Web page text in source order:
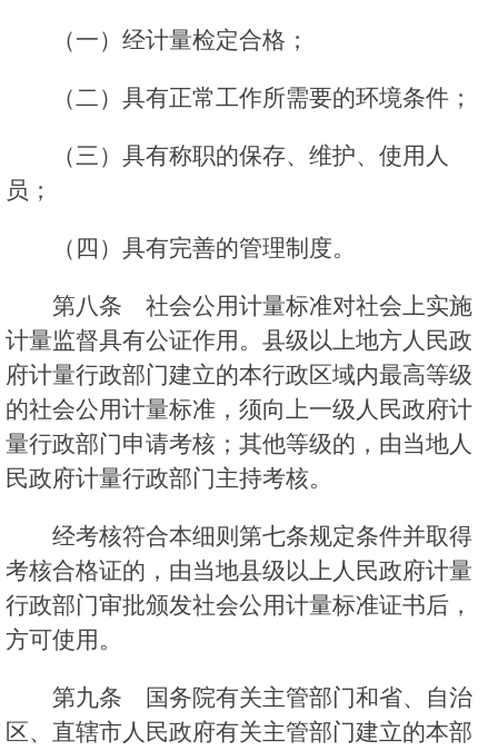
（一）经计量检定合格；
（二）具有正常工作所需要的环境条件；
（三）具有称职的保存、维护、使用人
员；
（四）具有完善的管理制度。
第八条 社会公用计量标准对社会上实施
计量监督具有公证作用。县级以上地方人民政
府计量行政部门建立的本行政区域内最高等级
的社会公用计量标准，须向上一级人民政府计
量行政部门申请考核；其他等级的，由当地人
民政府计量行政部门主持考核。
经考核符合本细则第七条规定条件并取得
考核合格证的，由当地县级以上人民政府计量
行政部门审批颁发社会公用计量标准证书后，
方可使用。
第九条 国务院有关主管部门和省、自治
区、直辖市人民政府有关主管部门建立的本部